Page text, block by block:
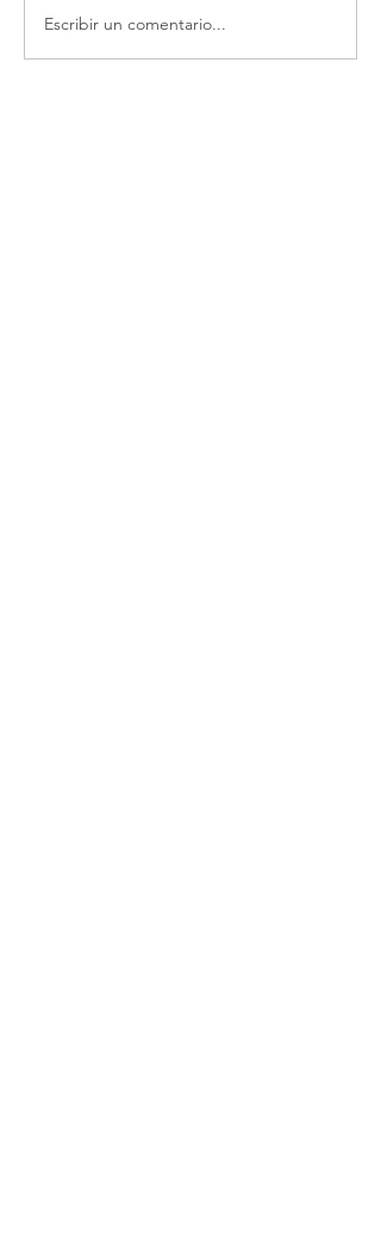
Escribir un comentario...